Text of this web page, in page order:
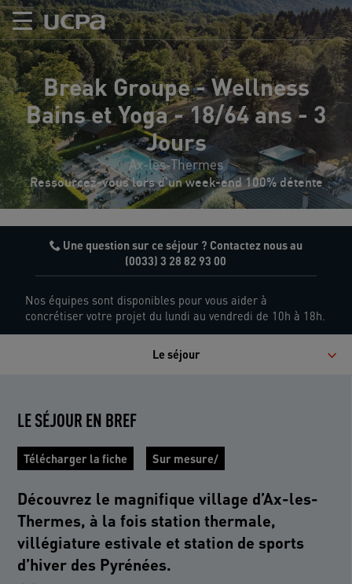
Break Groupe - Wellness
Bains et Yoga - 18/64 ans - 3
Jours
Ax-les-Thermes
Ressourcez-vous lors d'un week-end 100% détente
Une question sur ce séjour ? Contactez nous au
(0033) 3 28 82 93 00
Nos équipes sont disponibles pour vous aider à
concrétiser votre projet du lundi au vendredi de 10h à 18h.
Le séjour
LE SÉJOUR EN BREF
Télécharger la fiche Sur mesure/
Découvrez le magnifique village d’Ax-les-
Thermes, à la fois station thermale,
villégiature estivale et station de sports
d’hiver des Pyrénées.